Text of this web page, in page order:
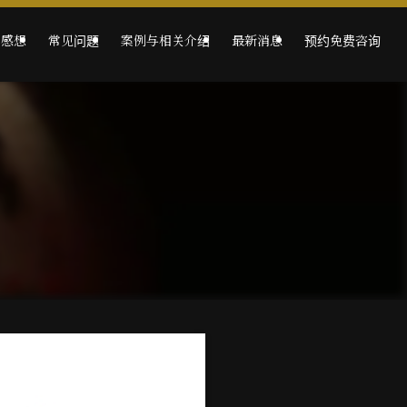
想 常见问题 案例与相关介绍 最新消息 预约免费咨询